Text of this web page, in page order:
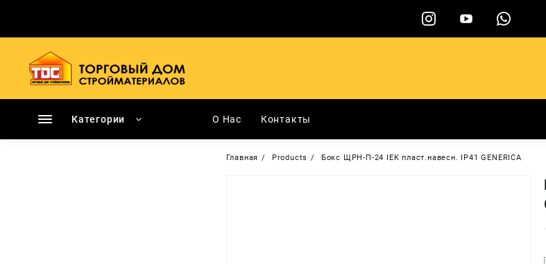
содержимому
Категории О Нас Контакты
Главная Products Бокс ЩРН-П-24 IEK пласт.навесн. IP41 GENERICA